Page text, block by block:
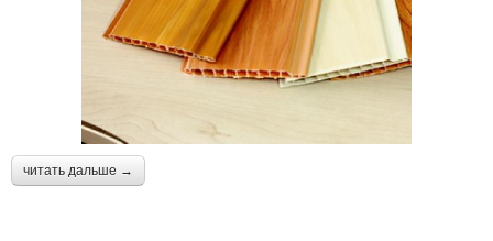
читать дальше →